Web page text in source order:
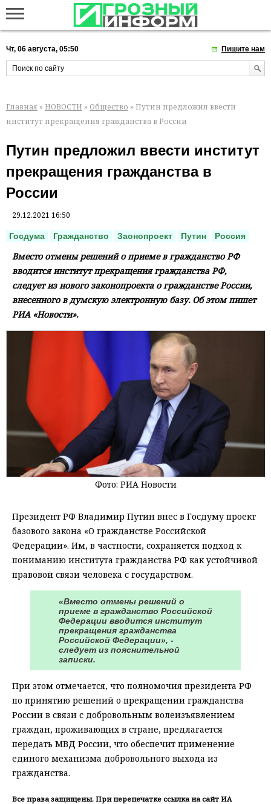
Чт, 06 августа, 05:50 Пишите нам
Главная » НОВОСТИ » Общество » Путин предложил ввести
институт прекращения гражданства в России
Путин предложил ввести институт
прекращения гражданства в
России
29.12.2021 16:50
Госдума Гражданство Заонопроект Путин Россия
Вместо отмены решений о приеме в гражданство РФ
вводится институт прекращения гражданства РФ,
следует из нового законопроекта о гражданстве России,
внесенного в думскую электронную базу. Об этом пишет
РИА «Новости».
Фото: РИА Новости
Президент РФ Владимир Путин внес в Госдуму проект
базового закона «О гражданстве Российской
Федерации». Им, в частности, сохраняется подход к
пониманию института гражданства РФ как устойчивой
правовой связи человека с государством.
«Вместо отмены решений о
приеме в гражданство Российской
Федерации вводится институт
прекращения гражданства
Российской Федерации», -
следует из пояснительной
записки.
При этом отмечается, что полномочия президента РФ
по принятию решений о прекращении гражданства
России в связи с добровольным волеизъявлением
граждан, проживающих в стране, предлагается
передать МВД России, что обеспечит применение
единого механизма добровольного выхода из
гражданства.
Все права защищены. При перепечатке ссылка на сайт ИА